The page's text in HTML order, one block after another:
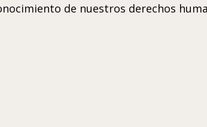
de nuestros derechos